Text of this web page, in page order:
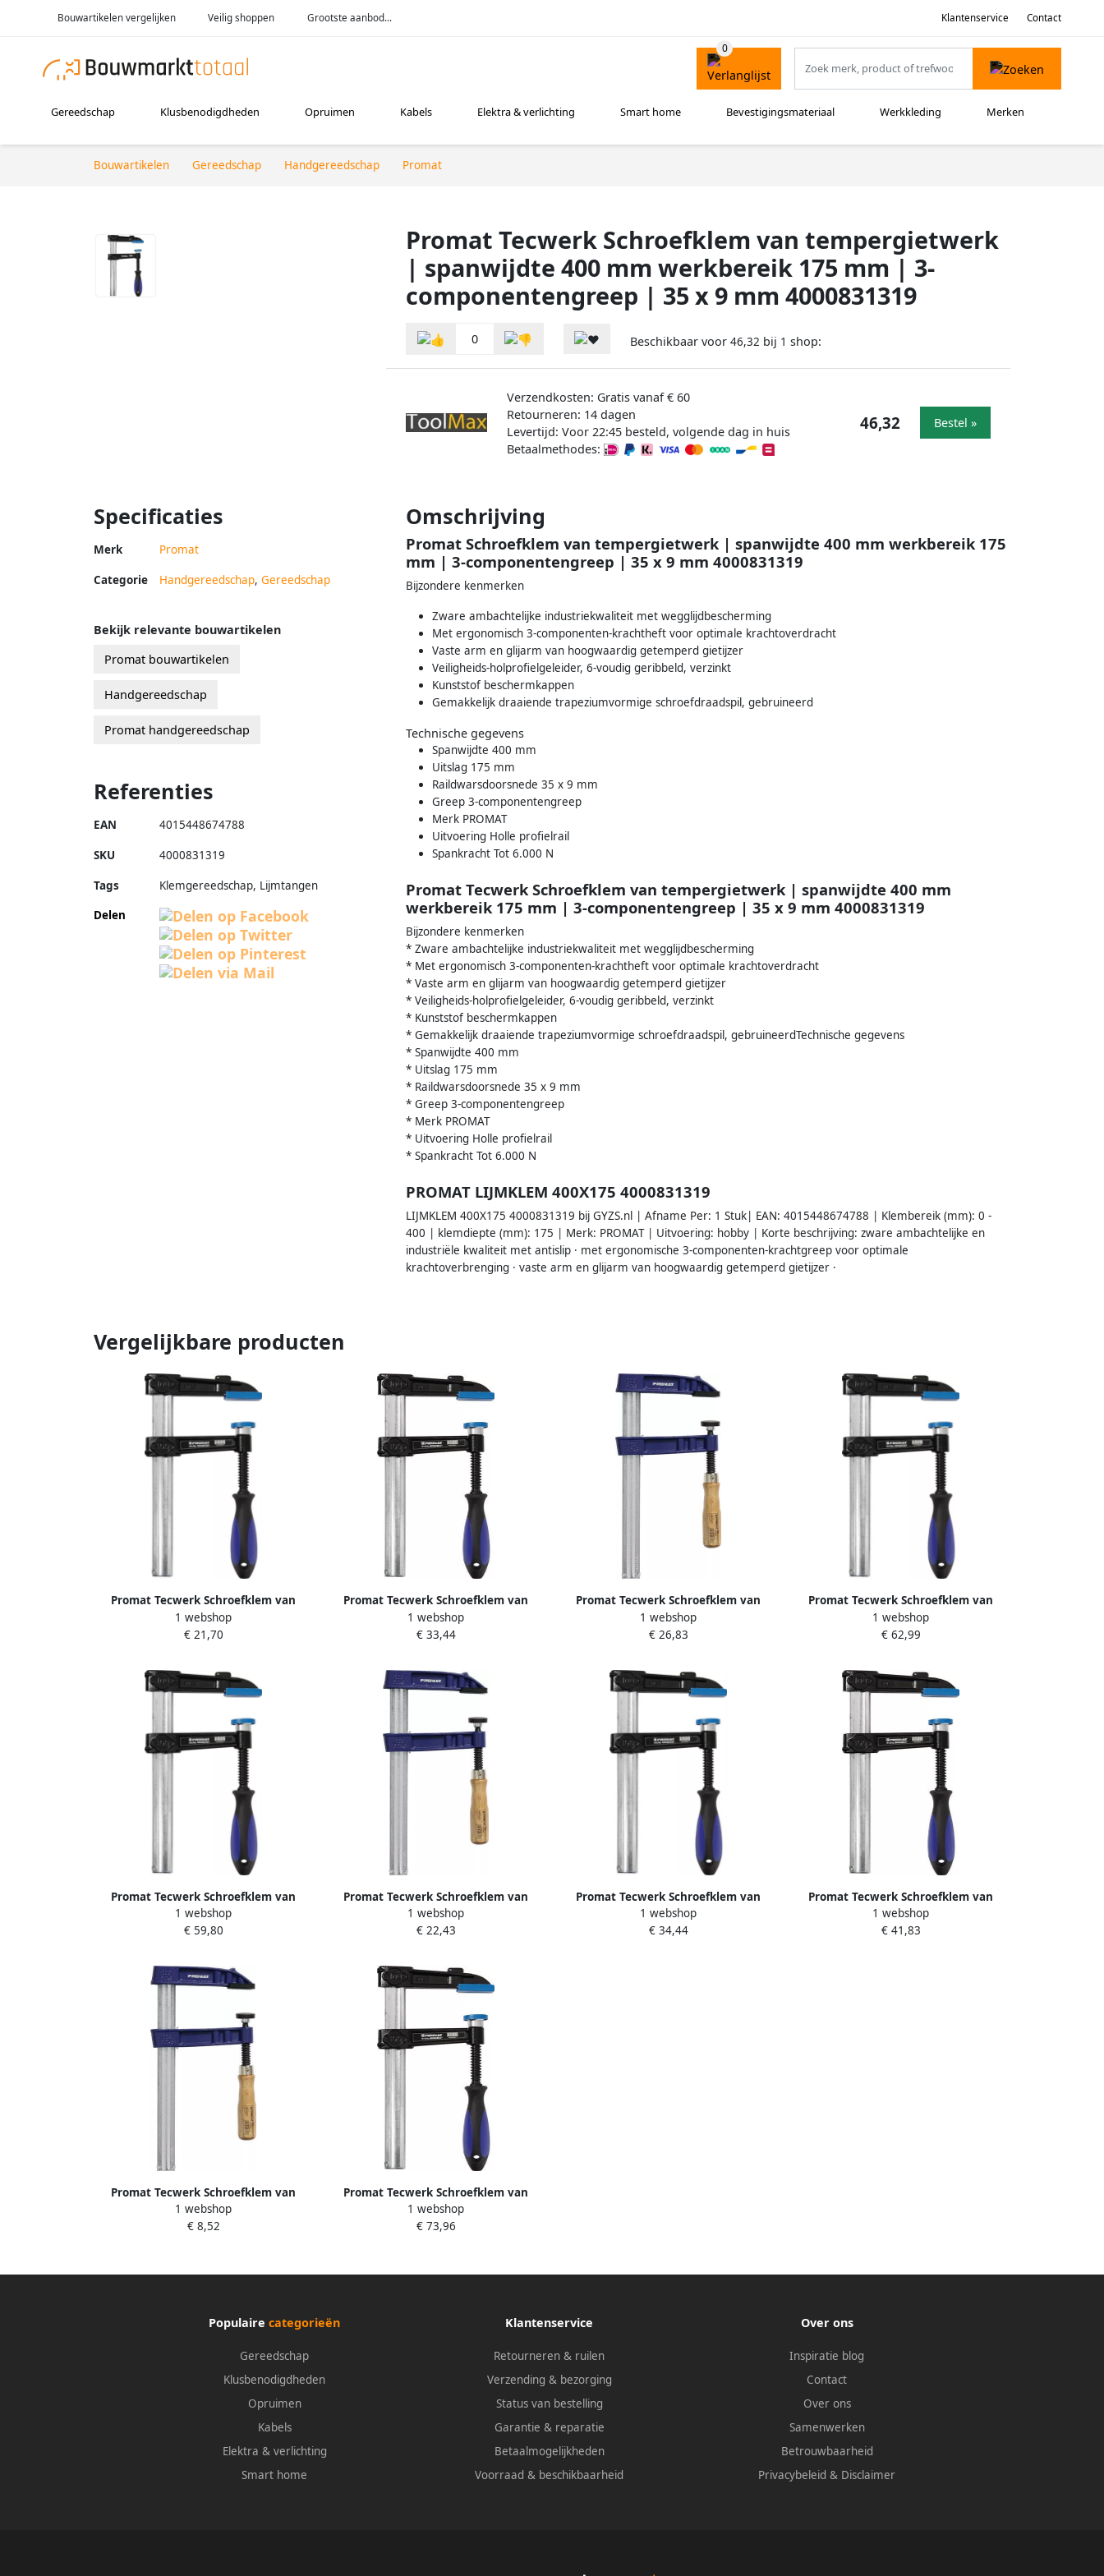
Bouwartikelen vergelijken Veilig shoppen Grootste aanbod... Klantenservice Contact
Gereedschap Klusbenodigdheden Opruimen Kabels Elektra & verlichting Smart home Bevestigingsmateriaal Werkkleding Merken
Bouwartikelen Gereedschap Handgereedschap Promat
Promat Tecwerk Schroefklem van tempergietwerk
| spanwijdte 400 mm werkbereik 175 mm | 3-
componentengreep | 35 x 9 mm 4000831319
0 Beschikbaar voor 46,32 bij 1 shop:
Verzendkosten: Gratis vanaf € 60
Retourneren: 14 dagen
Levertijd: Voor 22:45 besteld, volgende dag in huis
Betaalmethodes:
46,32 Bestel »
Specificaties
Merk Promat
Categorie Handgereedschap, Gereedschap
Omschrijving
Promat Schroefklem van tempergietwerk | spanwijdte 400 mm werkbereik 175
mm | 3-componentengreep | 35 x 9 mm 4000831319
Bijzondere kenmerken
Zware ambachtelijke industriekwaliteit met wegglijdbescherming
Met ergonomisch 3-componenten-krachtheft voor optimale krachtoverdracht
Vaste arm en glijarm van hoogwaardig getemperd gietijzer
Veiligheids-holprofielgeleider, 6-voudig geribbeld, verzinkt
Kunststof beschermkappen
Gemakkelijk draaiende trapeziumvormige schroefdraadspil, gebruineerd
Technische gegevens
Spanwijdte 400 mm
Uitslag 175 mm
Raildwarsdoorsnede 35 x 9 mm
Greep 3-componentengreep
Merk PROMAT
Uitvoering Holle profielrail
Spankracht Tot 6.000 N
Promat Tecwerk Schroefklem van tempergietwerk | spanwijdte 400 mm
werkbereik 175 mm | 3-componentengreep | 35 x 9 mm 4000831319
Bijzondere kenmerken
* Zware ambachtelijke industriekwaliteit met wegglijdbescherming
* Met ergonomisch 3-componenten-krachtheft voor optimale krachtoverdracht
* Vaste arm en glijarm van hoogwaardig getemperd gietijzer
* Veiligheids-holprofielgeleider, 6-voudig geribbeld, verzinkt
* Kunststof beschermkappen
* Gemakkelijk draaiende trapeziumvormige schroefdraadspil, gebruineerdTechnische gegevens
* Spanwijdte 400 mm
* Uitslag 175 mm
* Raildwarsdoorsnede 35 x 9 mm
* Greep 3-componentengreep
* Merk PROMAT
* Uitvoering Holle profielrail
* Spankracht Tot 6.000 N
PROMAT LIJMKLEM 400X175 4000831319
LIJMKLEM 400X175 4000831319 bij GYZS.nl | Afname Per: 1 Stuk| EAN: 4015448674788 | Klembereik (mm): 0 -
400 | klemdiepte (mm): 175 | Merk: PROMAT | Uitvoering: hobby | Korte beschrijving: zware ambachtelijke en
industriële kwaliteit met antislip · met ergonomische 3-componenten-krachtgreep voor optimale
krachtoverbrenging · vaste arm en glijarm van hoogwaardig getemperd gietijzer ·
Bekijk relevante bouwartikelen
Promat bouwartikelen
Handgereedschap
Promat handgereedschap
Referenties
EAN 4015448674788
SKU 4000831319
Tags
Klemgereedschap, Lijmtangen
Delen
Vergelijkbare producten
Promat Tecwerk Schroefklem van
tempergietwerk | spanwijdte 400 mm
werkbereik 120 mm | 3-
4000831310
1 webshop
€ 21,70
Promat Tecwerk Schroefklem van
tempergietwerk | spanwijdte 400 mm
werkbereik 120 mm | 3-
4000831300
1 webshop
€ 33,44
Promat Tecwerk Schroefklem van
tempergietwerk | spanwijdte 400 mm
werkbereik 175 mm | houten greep |
1 webshop
€ 26,83
Promat Tecwerk Schroefklem van
tempergietwerk | spanwijdte 1000
mm werkbereik 120 mm | 3-
4000831314
1 webshop
€ 62,99
Promat Tecwerk Schroefklem van
tempergietwerk | spanwijdte 800 mm
werkbereik 175 mm | 3-
4000831321
1 webshop
€ 59,80
Promat Tecwerk Schroefklem van
tempergietwerk | spanwijdte 250 mm
werkbereik 120 mm | houten greep |
1 webshop
€ 22,43
Promat Tecwerk Schroefklem van
tempergietwerk | spanwijdte 500 mm
werkbereik 120 mm | 3-
1 webshop
€ 34,44
Promat Tecwerk Schroefklem van
tempergietwerk | spanwijdte 1000
mm werkbereik 120 mm | 3-
1 webshop
€ 41,83
Promat Tecwerk Schroefklem van
tempergietwerk | spanwijdte 150 mm
werkbereik 80 mm | houten greep | 25
1 webshop
€ 8,52
Promat Tecwerk Schroefklem van
tempergietwerk | spanwijdte 1500
mm werkbereik 120 mm | 3-
1 webshop
€ 73,96
Populaire categorieën
Gereedschap
Klusbenodigdheden
Opruimen
Kabels
Elektra & verlichting
Smart home
Klantenservice
Retourneren & ruilen
Verzending & bezorging
Status van bestelling
Garantie & reparatie
Betaalmogelijkheden
Voorraad & beschikbaarheid
Over ons
Inspiratie blog
Contact
Over ons
Samenwerken
Betrouwbaarheid
Privacybeleid & Disclaimer